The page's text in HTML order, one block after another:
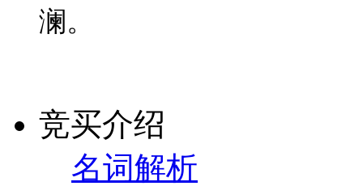
澜。
竞买介绍
名词解析